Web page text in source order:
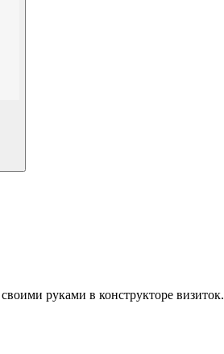
руками в конструкторе визиток.